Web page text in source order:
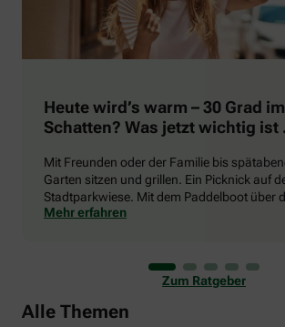
Heute wird’s warm – 30 Grad im
Schatten? Was jetzt wichtig
Mit Freunden oder der Familie bis
Garten sitzen und grillen. Ein Picknick auf
Stadtparkwiese. Mit dem Paddelboot über
See gleiten oder eine Radtour durch die
er uns auch ganz schön zu schaffen. Wenn
Temperaturen tagsüber auf mehr als 30
klettern und uns warme Tropennächte den
rauben, sehnen wir uns oft nach einem
Mehr erfahren
Zum Ratgeber
Alle Themen